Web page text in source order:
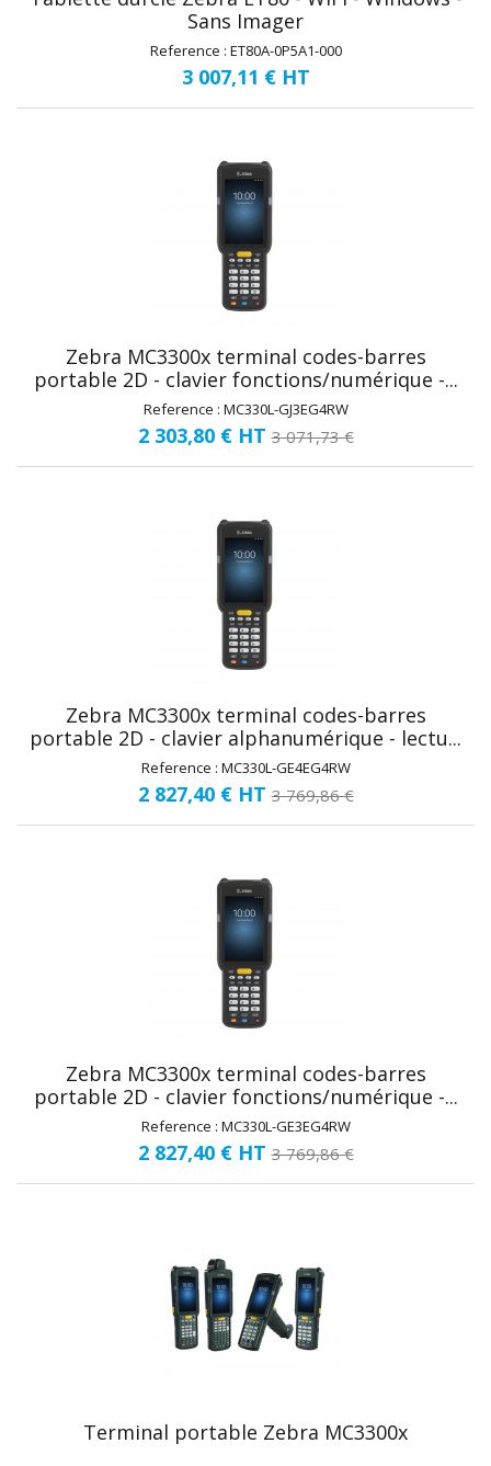
Sans Imager
Reference : ET80A-0P5A1-000
3 007,11 € HT
Zebra MC3300x terminal codes-barres
portable 2D - clavier fonctions/numérique -...
Reference : MC330L-GJ3EG4RW
2 303,80 € HT 3 071,73 €
Zebra MC3300x terminal codes-barres
portable 2D - clavier alphanumérique - lectu...
Reference : MC330L-GE4EG4RW
2 827,40 € HT 3 769,86 €
Zebra MC3300x terminal codes-barres
portable 2D - clavier fonctions/numérique -...
Reference : MC330L-GE3EG4RW
2 827,40 € HT 3 769,86 €
Terminal portable Zebra MC3300x